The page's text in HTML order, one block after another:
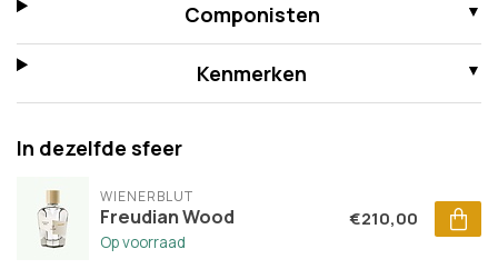
Componisten
Kenmerken
In dezelfde sfeer
WIENERBLUT
Freudian Wood
Op voorraad
€210,00